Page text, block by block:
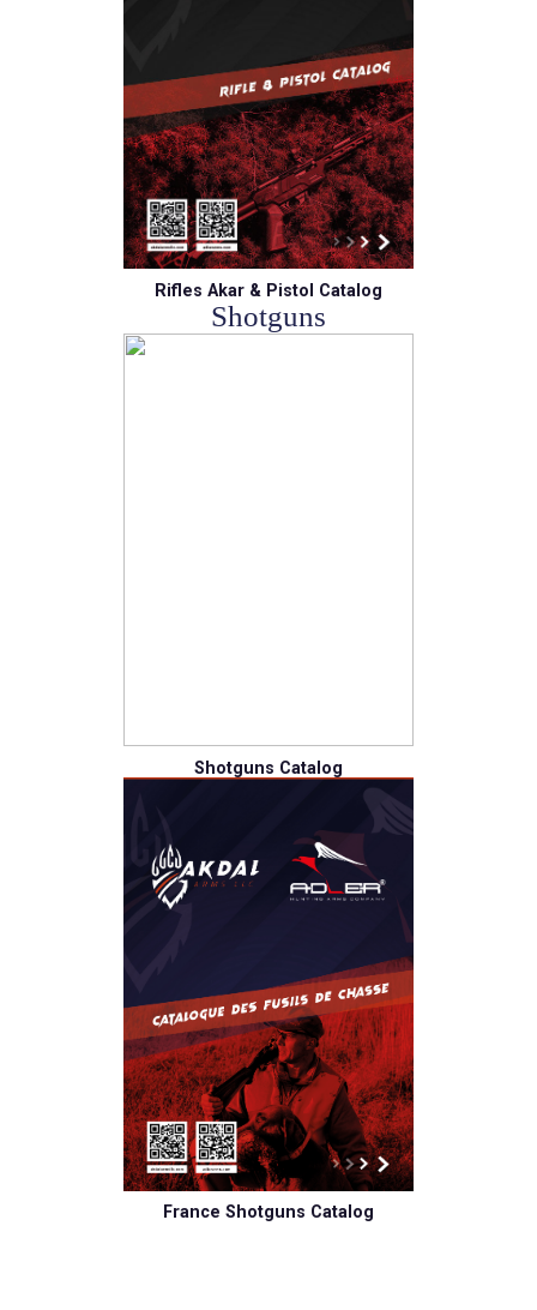
Rifles Akar & Pistol Catalog
Shotguns
Shotguns Catalog
France Shotguns Catalog